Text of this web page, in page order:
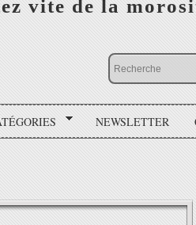
vite de la
NEWSLETTER